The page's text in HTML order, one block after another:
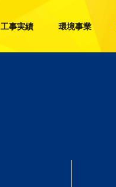
工事実績 環境事業